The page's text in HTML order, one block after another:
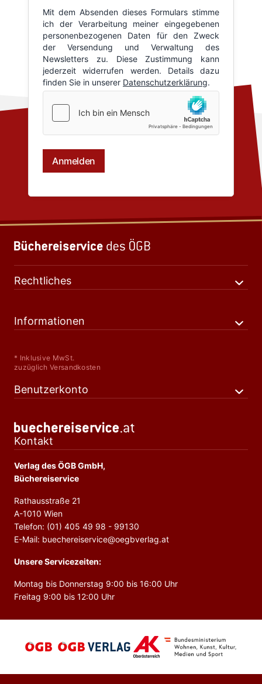
Rechtliches
Informationen
* Inklusive MwSt.
zuzüglich Versandkosten
Benutzerkonto
Kontakt
Verlag des ÖGB GmbH,
Büchereiservice
Rathausstraße 21
A-1010 Wien
Telefon: (01) 405 49 98 - 99130
E-Mail: buechereiservice@oegbverlag.at
Unsere Servicezeiten:
Montag bis Donnerstag 9:00 bis 16:00 Uhr
Freitag 9:00 bis 12:00 Uhr